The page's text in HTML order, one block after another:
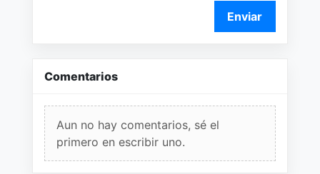
Enviar
Comentarios
Aun no hay comentarios, sé el
primero en escribir uno.